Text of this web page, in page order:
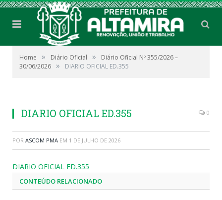
Home » Diário Oficial »
Diário Oficial Nº 355/2026 –
30/06/2026 » DIARIO OFICIAL ED.355
DIARIO OFICIAL ED.355 0
POR ASCOM PMA EM 1 DE JULHO DE 2026
DIARIO OFICIAL ED.355
CONTEÚDO RELACIONADO